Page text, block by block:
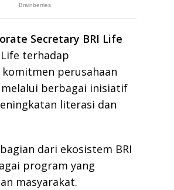
Secretary BRI Life
terhadap
komitmen perusahaan
berbagai inisiatif
literasi dan
dari ekosistem BRI
program yang
masyarakat.